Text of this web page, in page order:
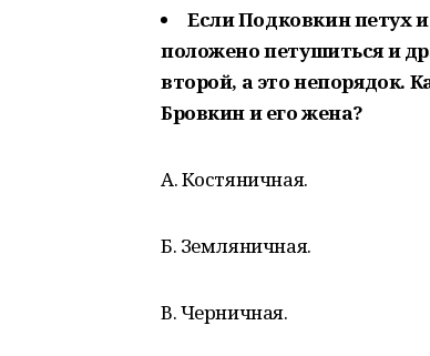
Если Подковкин петух
положено петушиться и
второй, а это непорядок.
Бровкин и его жена?
А. Костяничная.
Б. Земляничная.
В. Черничная.